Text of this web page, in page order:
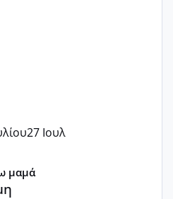
27 Ιουλ
μαμά